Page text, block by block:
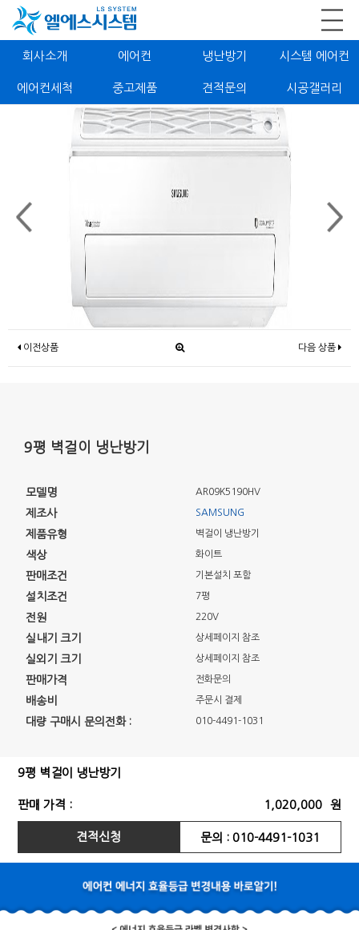
회사소개 에어컨 냉난방기 시스템 에어컨
에어컨세척 중고제품 견적문의 시공갤러리
이전상품 다음 상품
9평 벽걸이 냉난방기
모델명 AR09K5190HV
제조사 SAMSUNG
제품유형 벽걸이 냉난방기
색상 화이트
판매조건 기본설치 포함
설치조건 7평
전원 220V
실내기 크기 상세페이지 참조
실외기 크기 상세페이지 참조
판매가격 전화문의
배송비 주문시 결제
대량 구매시 문의전화 : 010-4491-1031
9평 벽걸이 냉난방기
판매 가격 : 원
1,020,000
견적신청 문의 : 010-4491-1031